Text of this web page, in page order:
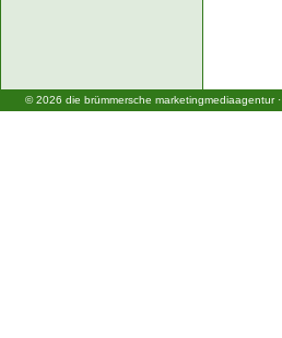
© 2026 die brümmersche marketingmediaagentur·